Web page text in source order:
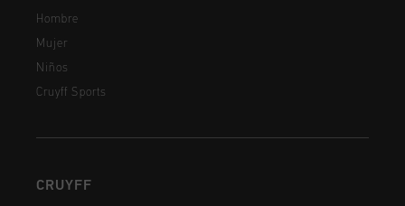
Hombre
Mujer
Niños
Cruyff Sports
CRUYFF